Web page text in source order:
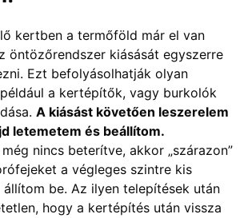
kertben a termőföld már el van
öntözőrendszer kiásását egyszerre
Ezt befolyásolhatják olyan
a kertépítők, vagy burkolók
A kiásást követően leszerelem
letemetem és beállítom.
nincs beterítve, akkor „szárazon”
a végleges szintre kis
be. Az ilyen telepítések után
hogy a kertépítés után vissza